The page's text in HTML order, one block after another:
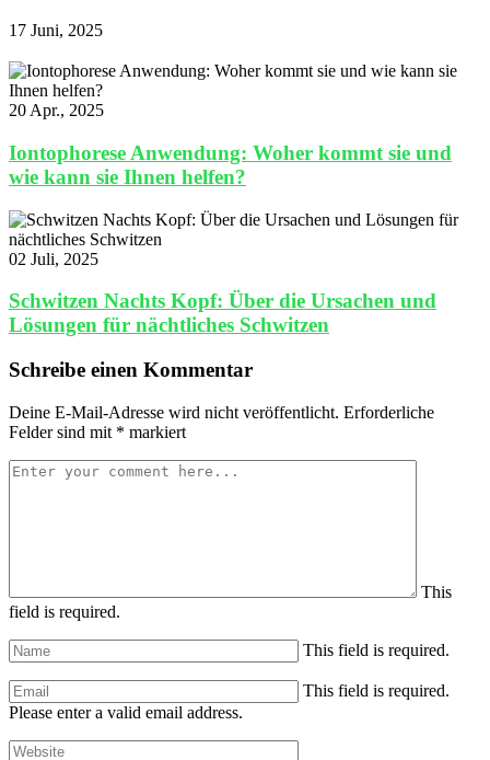
17 Juni, 2025
20 Apr., 2025
Iontophorese Anwendung: Woher kommt sie und
wie kann sie Ihnen helfen?
02 Juli, 2025
Schwitzen Nachts Kopf: Über die Ursachen und
Lösungen für nächtliches Schwitzen
Schreibe einen Kommentar
Deine E-Mail-Adresse wird nicht veröffentlicht. Erforderliche
Felder sind mit * markiert
This
field is required.
This field is required.
This field is required.
Please enter a valid email address.